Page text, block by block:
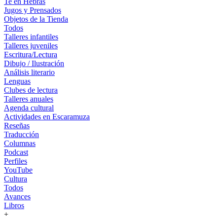
Jugos y Prensados
Objetos de la Tienda
Todos
Talleres infantiles
Talleres juveniles
Escritura/Lectura
Dibujo / Ilustración
Análisis literario
Lenguas
Clubes de lectura
Talleres anuales
Agenda cultural
Actividades en Escaramuza
Reseñas
Traducción
Columnas
Podcast
Perfiles
YouTube
Cultura
Todos
Avances
Libros
+